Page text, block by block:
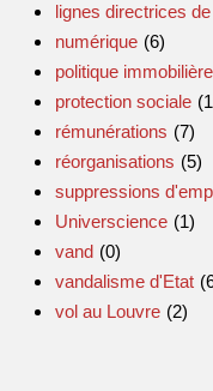
lignes directrices
numérique (6)
politique
protection sociale
rémunérations (7)
réorganisations (5)
suppressions
Universcience (1)
vand (0)
vandalisme d'Etat
vol au Louvre (2)